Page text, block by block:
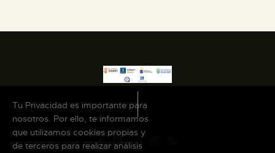
Tu Privacidad es importante para
nosotros. Por ello, te informamos
que utilizamos cookies propias y
de terceros para realizar análisis